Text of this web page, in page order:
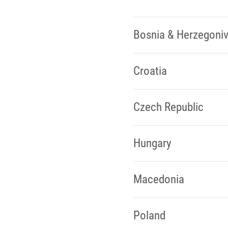
Bosnia &
Croatia
Czech Republic
Hungary
Macedonia
Poland